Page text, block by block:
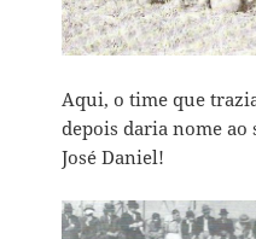
Aqui, o time que
depois daria nome
José Daniel!